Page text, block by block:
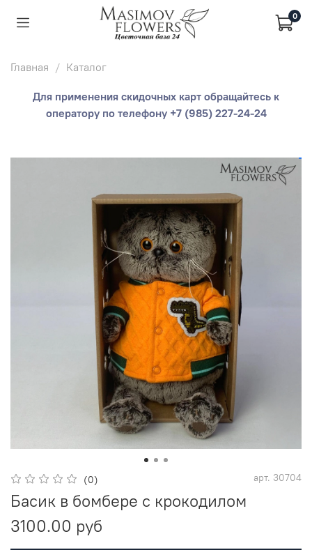
0
Главная Каталог
Для применения скидочных карт обращайтесь к
оператору по телефону +7 (985) 227-24-24
(0) арт. 30704
Басик в бомбере с крокодилом
3100.00 руб